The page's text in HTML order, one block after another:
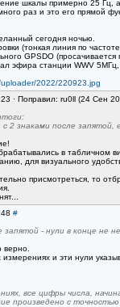
шкалы примерно 25 Гц,
раз и это его прямой
сегодня ночью.
(тонкая линия по
GPSDO
эфира станции WWV
2022/220923.jpg
· Поправил: ru0ll (24 Сен
с 2 знаками после
в табличном
для визуального
присмотреться, то
#
запятой - нули в конце не
верно.
измерениях и эти нули
все цифры числа,
произведено с